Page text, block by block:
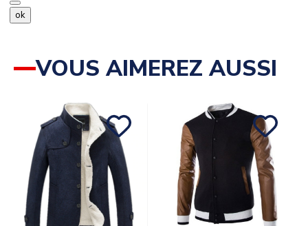
ok
VOUS AIMEREZ AUSSI